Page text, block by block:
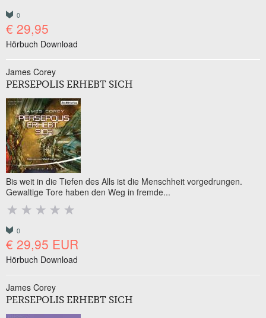
0
€ 29,95
Hörbuch Download
James Corey
PERSEPOLIS ERHEBT SICH
Bis weit in die Tiefen des Alls ist die Menschheit vorgedrungen.
Gewaltige Tore haben den Weg in fremde...
0
€ 29,95 EUR
Hörbuch Download
James Corey
PERSEPOLIS ERHEBT SICH